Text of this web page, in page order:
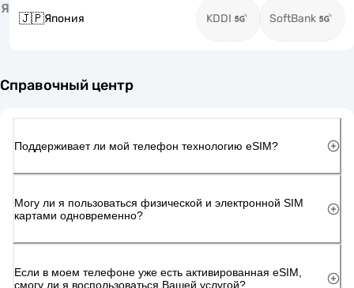
Я
🇯🇵Япония KDDI SoftBank
Справочный центр
Поддерживает ли мой телефон технологию eSIM?
Могу ли я пользоваться физической и электронной SIM
картами одновременно?
Если в моем телефоне уже есть активированная eSIM,
смогу ли я воспользоваться Вашей услугой?